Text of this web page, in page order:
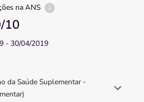
na ANS
/10
- 30/04/2019
da Saúde Suplementar -